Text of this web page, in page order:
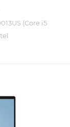
(Core i5